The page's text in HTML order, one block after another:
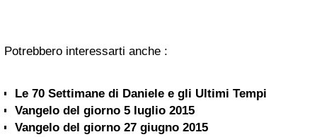
Potrebbero interessarti anche :
Le 70 Settimane di Daniele e gli Ultimi Tempi
Vangelo del giorno 5 luglio 2015
Vangelo del giorno 27 giugno 2015